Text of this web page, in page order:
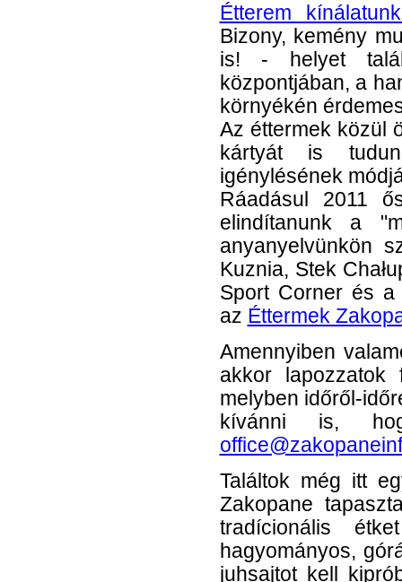
Étterem
Bizony, kemény
is! - helyet
központjában, a
környékén
Az éttermek közül
kártyát is
igénylésének
Ráadásul 2011
elindítanunk a
anyanyelvünkön
Kuznia, Stek
Sport Corner és a
az Éttermek
Amennyiben
akkor lapozzatok
melyben időről-
kívánni is,
Találtok még itt
Zakopane
tradícionális
hagyományos,
juhsajtot kell